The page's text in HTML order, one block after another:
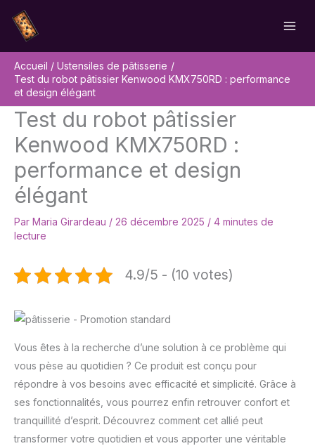
contenu
Accueil
Ustensiles de pâtisserie
Test du robot pâtissier Kenwood KMX750RD : performance
et design élégant
Test du robot pâtissier
Kenwood KMX750RD :
performance et design
élégant
Par Maria Girardeau / 26 décembre 2025 / 4 minutes de
lecture
4.9/5 - (10 votes)
Vous êtes à la recherche d’une solution à ce problème qui
vous pèse au quotidien ? Ce produit est conçu pour
répondre à vos besoins avec efficacité et simplicité. Grâce à
ses fonctionnalités, vous pourrez enfin retrouver confort et
tranquillité d’esprit. Découvrez comment cet allié peut
transformer votre quotidien et vous apporter une véritable
Rechercher